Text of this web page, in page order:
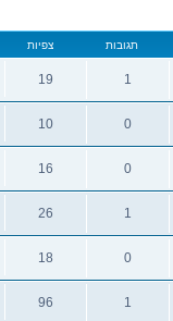
תגובות צפיות
1
תגובות
19
צפיות
0
תגובות
10
צפיות
0
תגובות
16
צפיות
1
תגובות
26
צפיות
0
תגובות
18
צפיות
1
96